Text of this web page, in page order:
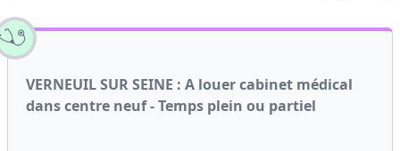
VERNEUIL SUR SEINE : A louer cabinet médical
dans centre neuf - Temps plein ou partiel